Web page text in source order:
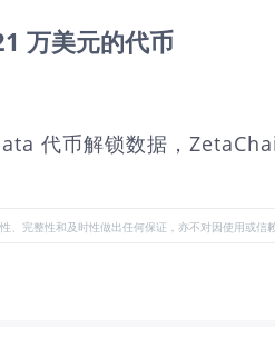
万美元的代币
代币解锁数据，
完整性和及时性做出任何保证，亦不对因使用或信